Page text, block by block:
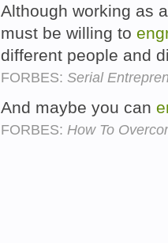
Although working as
must be willing to
different people and
FORBES: Serial
And maybe you can
FORBES: How To